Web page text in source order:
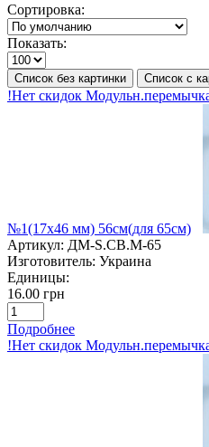
Сортировка:
Показать:
Список без картинки Список с
!Нет скидок
№1(17х46 мм) 56см(для 65см)
Артикул: ДМ-S.CB.M-65
Изготовитель: Украина
Единицы:
16.00 грн
Подробнее
!Нет скидок